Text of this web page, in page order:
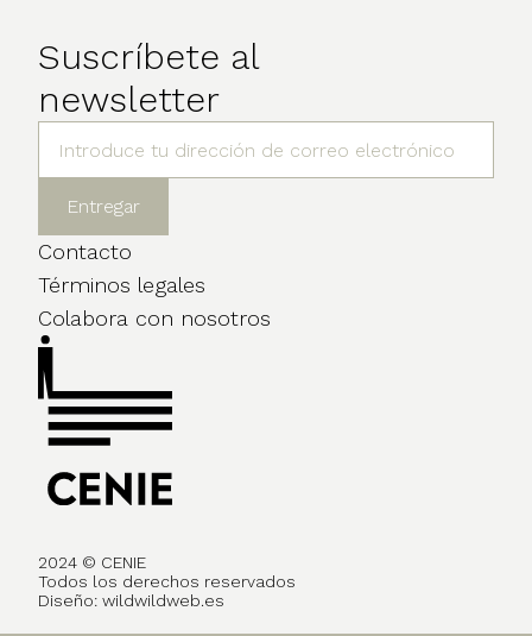
Suscríbete al
newsletter
Contacto
Términos legales
Colabora con nosotros
2024 © CENIE
Todos los derechos reservados
Diseño: wildwildweb.es